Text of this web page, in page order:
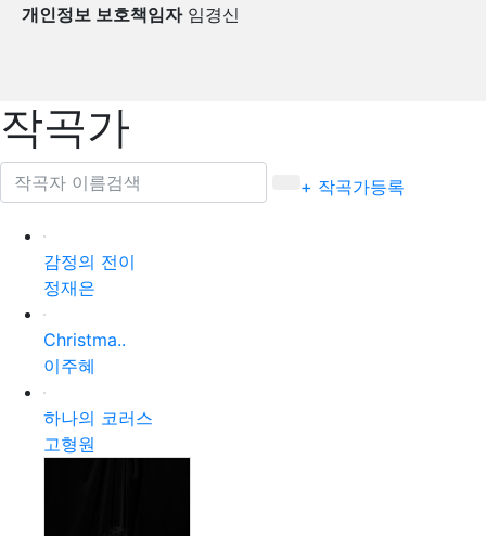
개인정보 보호책임자임경신
작곡가
+ 작곡가등록
감정의 전이
정재은
Christma..
이주혜
하나의 코러스
고형원